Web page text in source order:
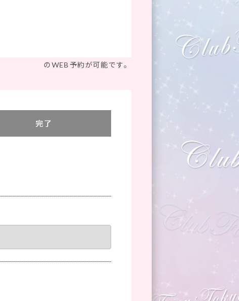
のWEB予約が可能です。